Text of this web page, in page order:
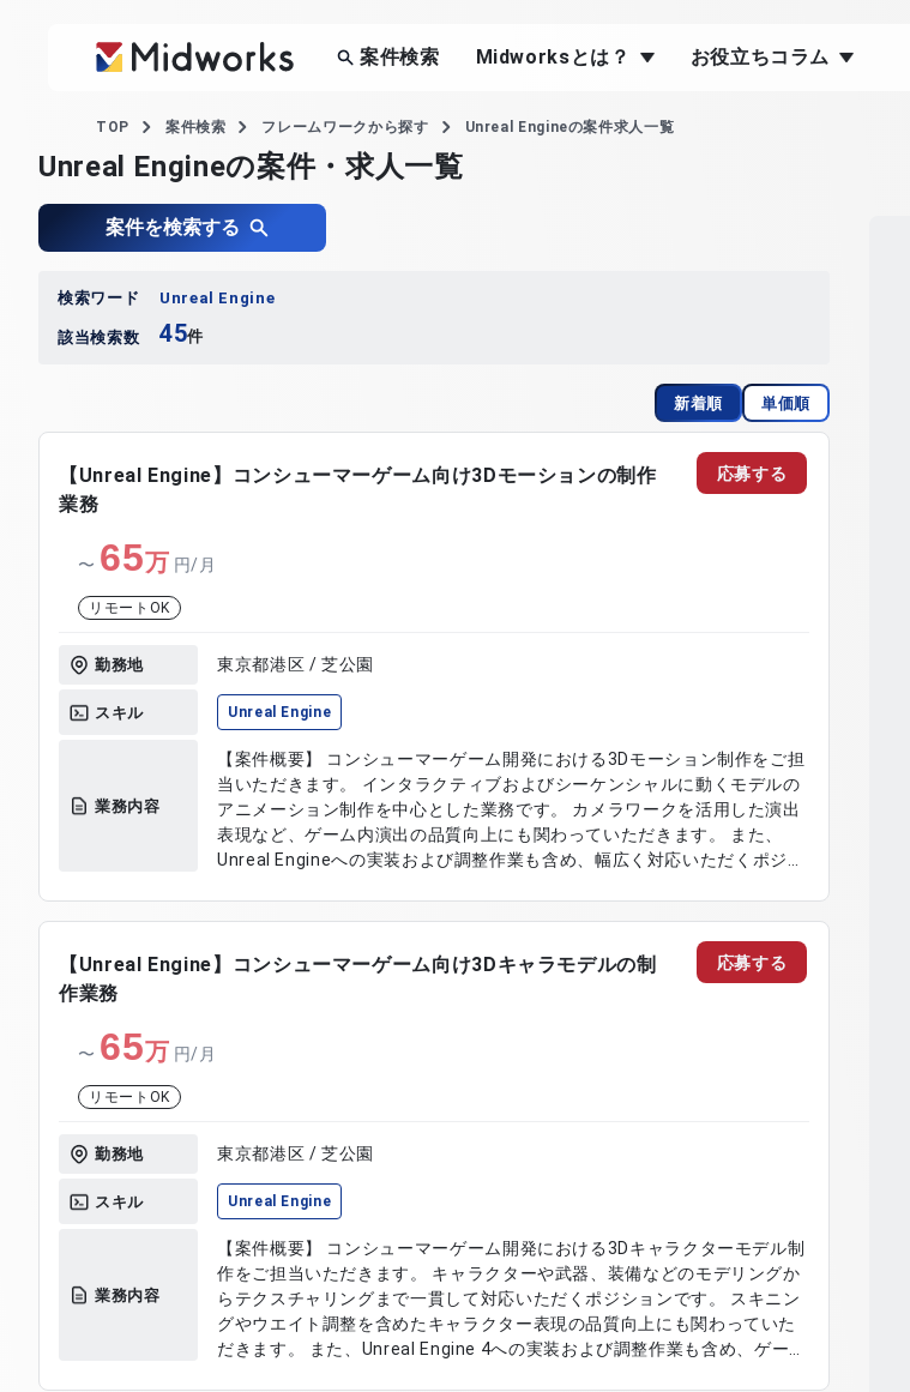
案件検索 Midworksとは？ お役立ちコラム
TOP 案件検索 フレームワークから探す Unreal Engineの案件求人一覧
Unreal Engineの案件・求人一覧
案件を検索する
検索ワード Unreal Engine
該当検索数 45件
新着順 単価順
【Unreal Engine】コンシューマーゲーム向け3Dモーションの制作
業務
〜 65万 円/月
リモートOK
勤務地 東京都港区 / 芝公園
スキル Unreal Engine
業務内容
【案件概要】 コンシューマーゲーム開発における3Dモーション制作をご担
当いただきます。 インタラクティブおよびシーケンシャルに動くモデルの
アニメーション制作を中心とした業務です。 カメラワークを活用した演出
表現など、ゲーム内演出の品質向上にも関わっていただきます。 また、
Unreal Engineへの実装および調整作業も含め、幅広く対応いただくポジシ
・アニメーション品質向上に向けた改善対応
応募する
【Unreal Engine】コンシューマーゲーム向け3Dキャラモデルの制
作業務
〜 65万 円/月
リモートOK
勤務地 東京都港区 / 芝公園
スキル Unreal Engine
業務内容
【案件概要】 コンシューマーゲーム開発における3Dキャラクターモデル制
作をご担当いただきます。 キャラクターや武器、装備などのモデリングか
らテクスチャリングまで一貫して対応いただくポジションです。 スキニン
グやウエイト調整を含めたキャラクター表現の品質向上にも関わっていた
だきます。 また、Unreal Engine 4への実装および調整作業も含め、ゲーム
応募する